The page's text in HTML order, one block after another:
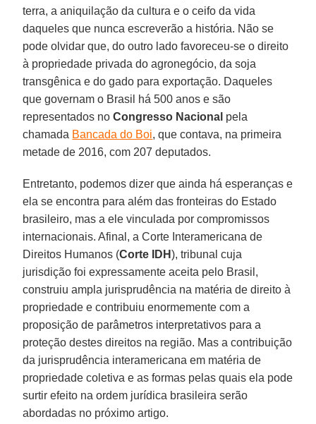
terra, a aniquilação da cultura e o ceifo da vida
daqueles que nunca escreverão a história. Não se
pode olvidar que, do outro lado favoreceu-se o direito
à propriedade privada do agronegócio, da soja
transgênica e do gado para exportação. Daqueles
que governam o Brasil há 500 anos e são
representados noCongresso Nacional pela
chamada Bancada do Boi, que contava, na primeira
metade de 2016, com 207 deputados.
Entretanto, podemos dizer que ainda há esperanças e
ela se encontra para além das fronteiras do Estado
brasileiro, mas a ele vinculada por compromissos
internacionais. Afinal, a Corte Interamericana de
Direitos Humanos (Corte IDH), tribunal cuja
jurisdição foi expressamente aceita pelo Brasil,
construiu ampla jurisprudência na matéria de direito à
propriedade e contribuiu enormemente com a
proposição de parâmetros interpretativos para a
proteção destes direitos na região. Mas a contribuição
da jurisprudência interamericana em matéria de
propriedade coletiva e as formas pelas quais ela pode
surtir efeito na ordem jurídica brasileira serão
abordadas no próximo artigo.